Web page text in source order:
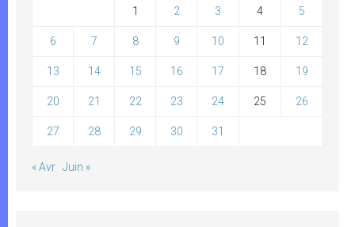
1 2 3 4 5
6 7 8 9 10 11 12
13 14 15 16 17 18 19
20 21 22 23 24 25 26
27 28 29 30 31
« Avr Juin »